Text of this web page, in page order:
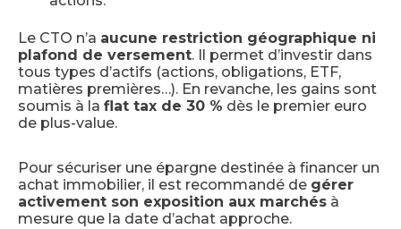
Le CTO n’a aucune restriction géographique ni
plafond de versement. Il permet d’investir dans
tous types d’actifs (actions, obligations, ETF,
matières premières…). En revanche, les gains sont
soumis à la flat tax de 30 % dès le premier euro
de plus-value.
Pour sécuriser une épargne destinée à financer un
achat immobilier, il est recommandé de gérer
activement son exposition aux marchés à
mesure que la date d’achat approche.